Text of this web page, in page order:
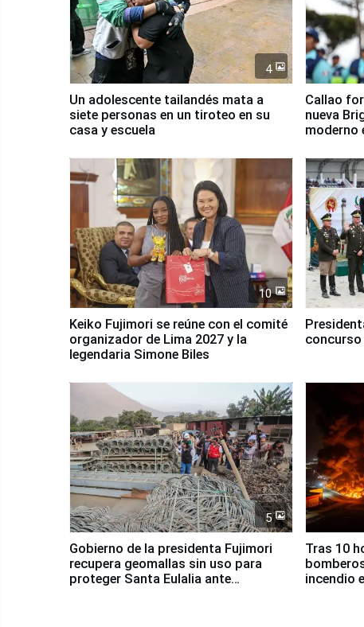
4
Un adolescente tailandés mata a
siete personas en un tiroteo en su
casa y escuela
Callao
nueva
moderno
10
Keiko Fujimori se reúne con el comité
organizador de Lima 2027 y la
legendaria Simone Biles
concurso
5
Gobierno de la presidenta Fujimori
recupera geomallas sin uso para
proteger Santa Eulalia ante
Tras 10
incendio